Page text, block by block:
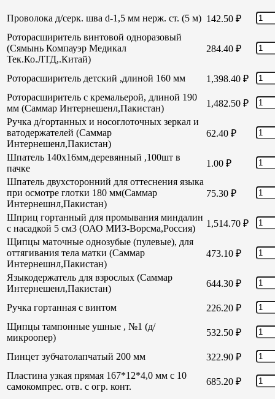
Проволока д/серк. шва d-1,5 мм нерж. ст. (5 м) 142.50 ₽
Роторасширитель винтовой одноразовый
(Сямынь Компауэр Медикал
Тек.Ко.ЛТД,.Китай)
284.40 ₽
Роторасширитель детский ,длиной 160 мм 1,398.40 ₽
Роторасширитель с кремальерой, длиной 190
мм (Саммар Интернешенл,Пакистан)
1,482.50 ₽
Ручка д/гортанных и носоглоточных зеркал и
ватодержателей (Саммар
Интернешенл,Пакистан)
62.40 ₽
Шпатель 140х16мм,деревянный ,100шт в
пачке
1.00 ₽
Шпатель двухсторонний для оттеснения языка
при осмотре глотки 180 мм(Саммар
Интернешнл,Пакистан)
75.30 ₽
Шприц гортанный для промывания миндалин
с насадкой 5 см3 (ОАО МИЗ-Ворсма,Россия)
1,514.70 ₽
Щипцы маточные однозубые (пулевые), для
оттягивания тела матки (Саммар
Интернешнл,Пакистан)
473.10 ₽
Языкодержатель для взрослых (Саммар
Интернешенл,Пакистан)
644.30 ₽
Ручка гортанная с винтом 226.20 ₽
Щипцы тампонные ушные , №1 (д/
микроопер)
532.50 ₽
Пинцет зубчатолапчатый 200 мм 322.90 ₽
Пластина узкая прямая 167*12*4,0 мм с 10
самокомпрес. отв. с огр. конт.
685.20 ₽